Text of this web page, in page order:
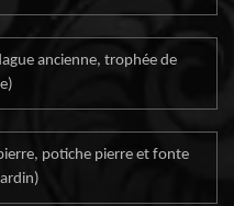
ancienne, trophée de
potiche pierre et fonte